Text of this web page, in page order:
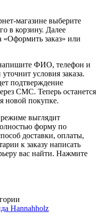
магазине выберите
в корзину. Далее
заказ» или
ФИО, телефон и
условия заказа.
подтверждение
СМС. Теперь останется
новой покупке.
выглядит
форму по
доставки, оплаты,
к заказу написать
вас найти. Нажмите
Hannahholz